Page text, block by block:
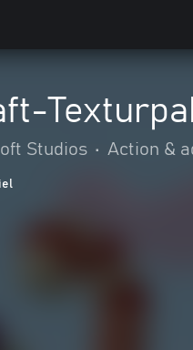
Studios • Action &